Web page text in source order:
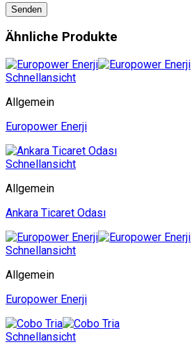
Ähnliche Produkte
Schnellansicht
Allgemein
Europower Enerji
Schnellansicht
Allgemein
Ankara Ticaret Odası
Schnellansicht
Allgemein
Europower Enerji
Schnellansicht